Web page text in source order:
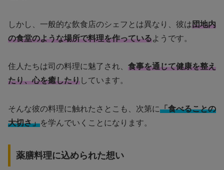
しかし、一般的な飲食店のシェフとは異なり、彼は団地内
の食堂のような場所で料理を作っているようです。
住人たちは司の料理に魅了され、 食事を通じて健康を整え
たり、心を癒したり しています。
そんな彼の料理に触れたさとこも、次第に「食べることの
大切さ」を学んでいくことになります。
薬膳料理に込められた想い